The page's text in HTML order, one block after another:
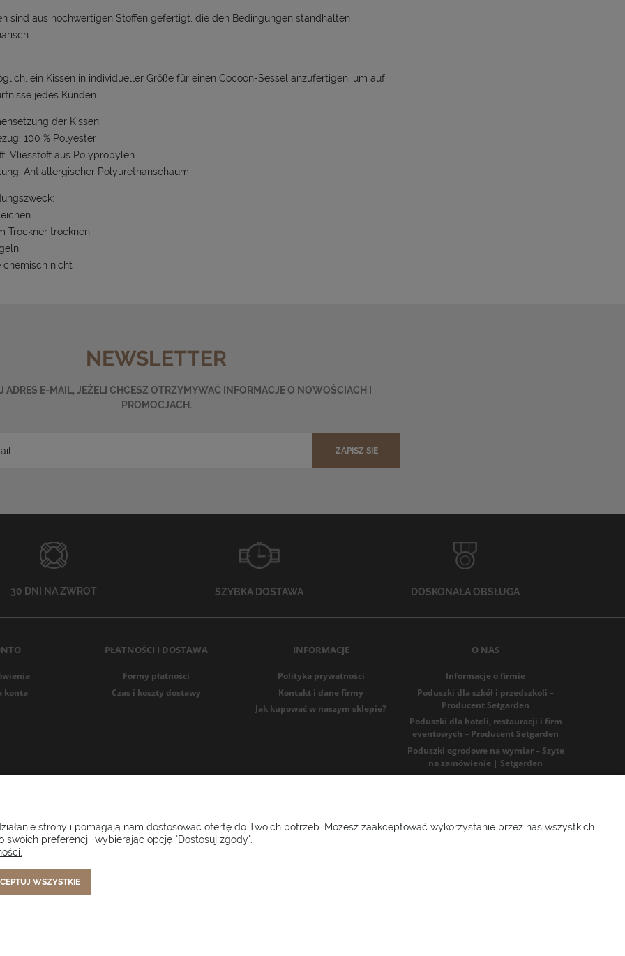
sind aus hochwertigen Stoffen gefertigt, die den Bedingungen standhalten
ein Kissen in individueller Größe für einen Cocoon-Sessel anzufertigen, um auf
jedes Kunden.
der Kissen:
100 % Polyester
Vliesstoff aus Polypropylen
Antiallergischer Polyurethanschaum
Trockner trocknen
chemisch nicht
NEWSLETTER
ADRES E-MAIL, JEŻELI CHCESZ OTRZYMYWAĆ INFORMACJE O NOWOŚCIACH I
PROMOCJACH.
ZAPISZ SIĘ
30 DNI NA ZWROT SZYBKA DOSTAWA DOSKONAŁA OBSŁUGA
konta
PŁATNOŚCI I DOSTAWA
Formy płatności
Czas i koszty dostawy
INFORMACJE
Polityka prywatności
Kontakt i dane firmy
Jak kupować w naszym sklepie?
O NAS
Informacje o firmie
Poduszki dla szkół i przedszkoli –
Producent Setgarden
Poduszki dla hoteli, restauracji i firm
eventowych – Producent Setgarden
Poduszki ogrodowe na wymiar – Szyte
na zamówienie | Setgarden
strony i pomagają nam dostosować ofertę do Twoich potrzeb. Możesz zaakceptować wykorzystanie przez nas wszystkich
preferencji, wybierając opcję "Dostosuj zgody".
WSZYSTKIE